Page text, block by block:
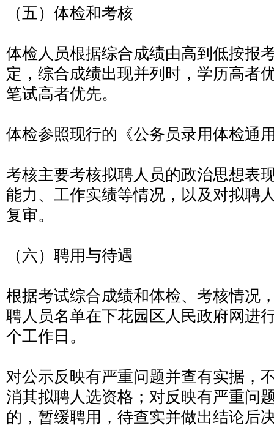
（五）体检和考核
体检人员根据综合成绩由高到低按报
定，综合成绩出现并列时，学历高者
笔试高者优先。
体检参照现行的《公务员录用体检通
考核主要考核拟聘人员的政治思想表
能力、工作实绩等情况，以及对拟聘
复审。
（六）聘用与待遇
根据考试综合成绩和体检、考核情况
聘人员名单在下花园区人民政府网进
个工作日。
对公示反映有严重问题并查有实据，
消其拟聘人选资格；对反映有严重问
的，暂缓聘用，待查实并做出结论后